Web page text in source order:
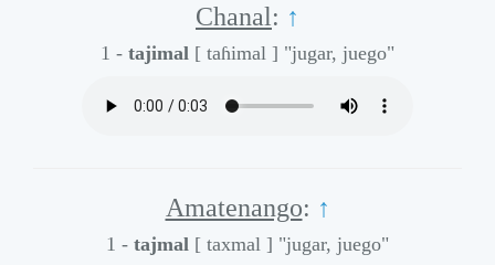
Chanal: ↑
1 - tajimal [ taɦimal ] "jugar, juego"
Amatenango: ↑
1 - tajmal [ taxmal ] "jugar, juego"